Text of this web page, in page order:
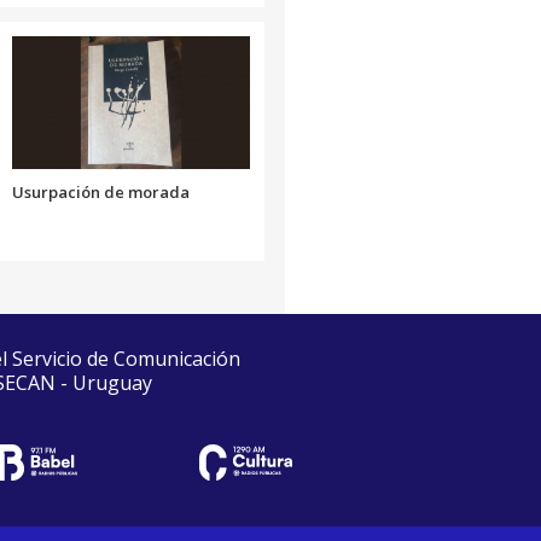
Usurpación de morada
de Comunicación
- Uruguay